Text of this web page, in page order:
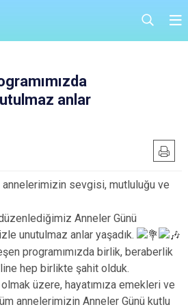
anlar
annelerimizin sevgisi, mutluluğu ve
Anneler Günü
unutulmaz anlar yaşadık.
programımızda birlik, beraberlik
hep birlikte şahit olduk.
üzere, hayatımıza emekleri ve
annelerimizin Anneler Günü kutlu